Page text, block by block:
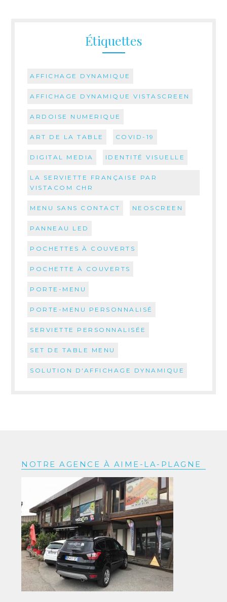
Étiquettes
AFFICHAGE DYNAMIQUE
AFFICHAGE DYNAMIQUE VISTASCREEN
ARDOISE NUMERIQUE
ART DE LA TABLE COVID-19
DIGITAL MEDIA IDENTITÉ VISUELLE
LA SERVIETTE FRANÇAISE PAR
VISTACOM CHR
MENU SANS CONTACT NEOSCREEN
PANNEAU LED
POCHETTES À COUVERTS
POCHETTE À COUVERTS
PORTE-MENU
PORTE-MENU PERSONNALISÉ
SERVIETTE PERSONNALISÉE
SET DE TABLE MENU
SOLUTION D'AFFICHAGE DYNAMIQUE
NOTRE AGENCE À AIME-LA-PLAGNE